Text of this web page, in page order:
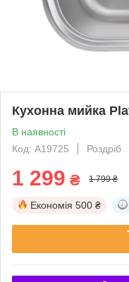
Кухонна мийка
В наявності
Код: A19725
Роздріб
1 299 ₴ 1 799 ₴
Економія 500 ₴